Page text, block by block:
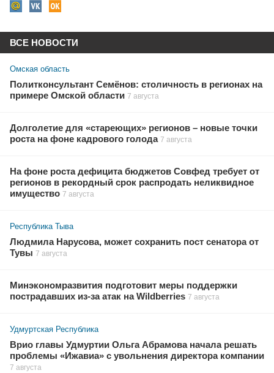
ВСЕ НОВОСТИ
Омская область
Политконсультант Семёнов: столичность в регионах на
примере Омской области 7 августа
Долголетие для «стареющих» регионов – новые точки
роста на фоне кадрового голода 7 августа
На фоне роста дефицита бюджетов Совфед требует от
регионов в рекордный срок распродать неликвидное
имущество 7 августа
Республика Тыва
Людмила Нарусова, может сохранить пост сенатора от
Тувы 7 августа
Минэкономразвития подготовит меры поддержки
пострадавших из-за атак на Wildberries 7 августа
Удмуртская Республика
Врио главы Удмуртии Ольга Абрамова начала решать
проблемы «Ижавиа» с увольнения директора компании
7 августа